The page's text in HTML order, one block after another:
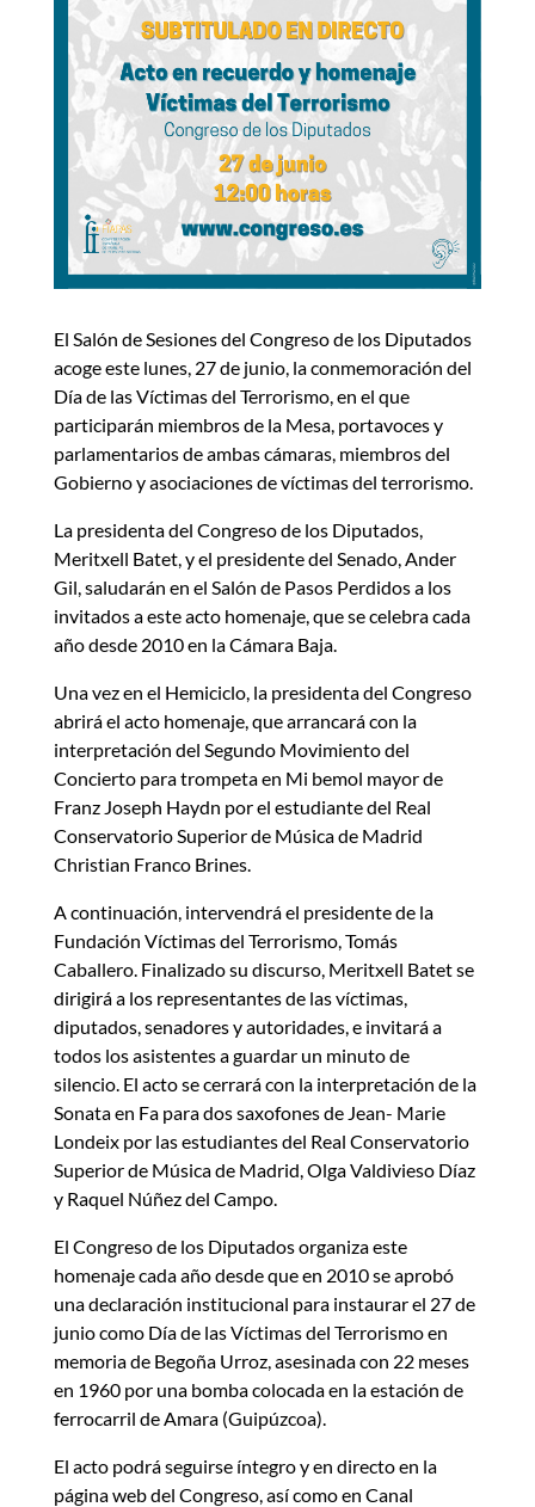
El Salón de Sesiones del Congreso de los Diputados
acoge este lunes, 27 de junio, la conmemoración del
Día de las Víctimas del Terrorismo, en el que
participarán miembros de la Mesa, portavoces y
parlamentarios de ambas cámaras, miembros del
Gobierno y asociaciones de víctimas del terrorismo.
La presidenta del Congreso de los Diputados,
Meritxell Batet, y el presidente del Senado, Ander
Gil, saludarán en el Salón de Pasos Perdidos a los
invitados a este acto homenaje, que se celebra cada
año desde 2010 en la Cámara Baja.
Una vez en el Hemiciclo, la presidenta del Congreso
abrirá el acto homenaje, que arrancará con la
interpretación del Segundo Movimiento del
Concierto para trompeta en Mi bemol mayor de
Franz Joseph Haydn por el estudiante del Real
Conservatorio Superior de Música de Madrid
Christian Franco Brines.
A continuación, intervendrá el presidente de la
Fundación Víctimas del Terrorismo, Tomás
Caballero. Finalizado su discurso, Meritxell Batet se
dirigirá a los representantes de las víctimas,
diputados, senadores y autoridades, e invitará a
todos los asistentes a guardar un minuto de
silencio. El acto se cerrará con la interpretación de la
Sonata en Fa para dos saxofones de Jean- Marie
Londeix por las estudiantes del Real Conservatorio
Superior de Música de Madrid, Olga Valdivieso Díaz
y Raquel Núñez del Campo.
El Congreso de los Diputados organiza este
homenaje cada año desde que en 2010 se aprobó
una declaración institucional para instaurar el 27 de
junio como Día de las Víctimas del Terrorismo en
memoria de Begoña Urroz, asesinada con 22 meses
en 1960 por una bomba colocada en la estación de
ferrocarril de Amara (Guipúzcoa).
El acto podrá seguirse íntegro y en directo en la
página web del Congreso, así como en Canal